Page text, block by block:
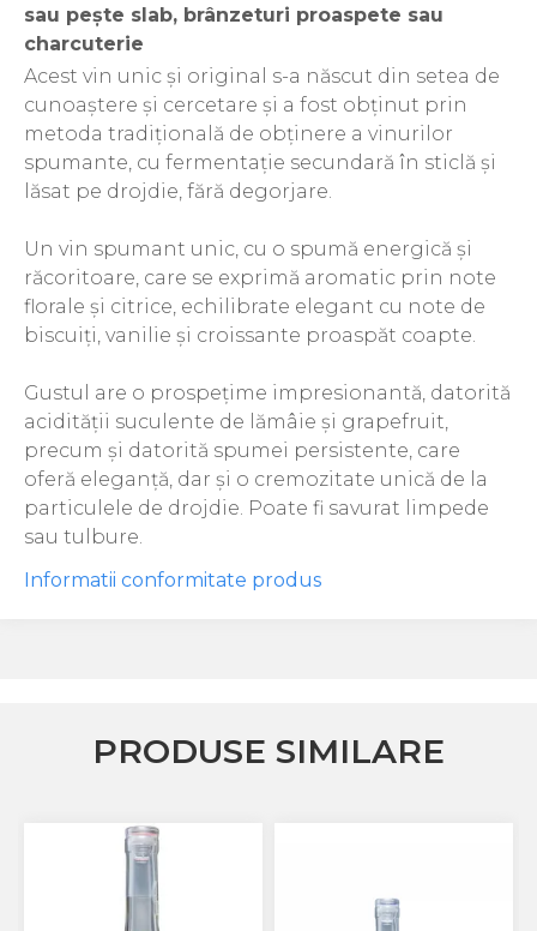
PRIMUL
Domeniile PANCIU
The ICONIC Estate
Crama Petro VASELO
Nea FLORICĂ
Crama BUDUREASCA
Domeniile FRANCO-
ROMÂNE
sau pește slab, brânzeturi proaspete sau
charcuterie
Acest vin unic și original s-a născut din setea de
cunoaștere și cercetare și a fost obținut prin
metoda tradițională de obținere a vinurilor
spumante, cu fermentație secundară în sticlă și
lăsat pe drojdie, fără degorjare.
Un vin spumant unic, cu o spumă energică și
răcoritoare, care se exprimă aromatic prin note
florale și citrice, echilibrate elegant cu note de
biscuiți, vanilie și croissante proaspăt coapte.
Gustul are o prospețime impresionantă, datorită
acidității suculente de lămâie și grapefruit,
precum și datorită spumei persistente, care
oferă eleganță, dar și o cremozitate unică de la
particulele de drojdie. Poate fi savurat limpede
sau tulbure.
Informatii conformitate produs
PRODUSE SIMILARE